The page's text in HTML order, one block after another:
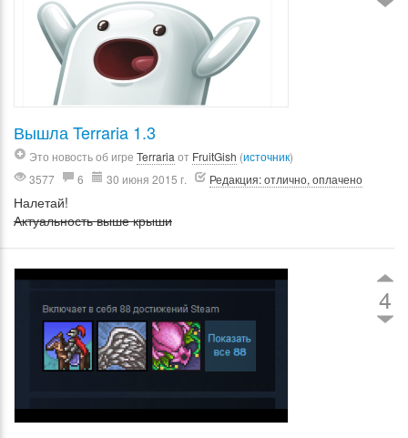
Вышла Terraria 1.3
Это новость об игре Terraria от FruitGish (источник)
3577
6 30 июня 2015 г. Редакция: отлично, оплачено
Налетай!
Актуальность выше крыши
4